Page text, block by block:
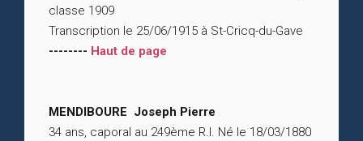
classe 1909
Transcription le 25/06/1915 à St-Cricq-du-Gave
-------- Haut de page
MENDIBOURE Joseph Pierre
34 ans, caporal au 249ème R.I. Né le 18/03/1880